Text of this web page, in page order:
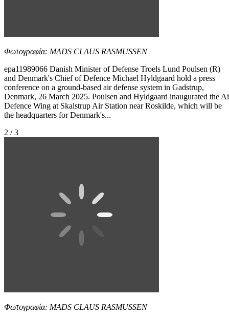
Φωτογραφία: MADS CLAUS RASMUSSEN
epa11989066 Danish Minister of Defense Troels Lund Poulsen (R)
and Denmark's Chief of Defence Michael Hyldgaard hold a press
conference on a ground-based air defense system in Gadstrup,
Denmark, 26 March 2025. Poulsen and Hyldgaard inaugurated the
Defence Wing at Skalstrup Air Station near Roskilde, which will be
the headquarters for Denmark's...
2 / 3
Φωτογραφία: MADS CLAUS RASMUSSEN